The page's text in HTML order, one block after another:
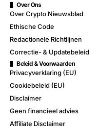
Over Ons
Over Crypto Nieuwsblad
Ethische Code
Redactionele Richtlijnen
Correctie- & Updatebeleid
Beleid & Voorwaarden
Privacyverklaring (EU)
Cookiebeleid (EU)
Disclaimer
Geen financieel advies
Affiliate Disclaimer